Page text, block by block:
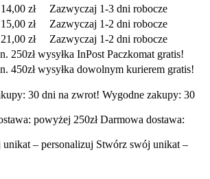
zł
Zazwyczaj 1-3 dni robocze
zł
Zazwyczaj 1-2 dni robocze
zł
Zazwyczaj 1-2 dni robocze
250zł wysyłka InPost Paczkomat gratis!
450zł wysyłka dowolnym kurierem gratis!
Wygodne zakupy: 30
Darmowa dostawa:
Stwórz swój unikat –